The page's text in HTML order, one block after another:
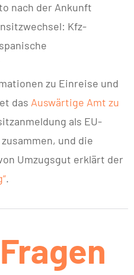
nach der Ankunft
Kfz-
zu Einreise und
das Auswärtige Amt zu
als EU-
zusammen, und die
Umzugsgut erklärt der
.